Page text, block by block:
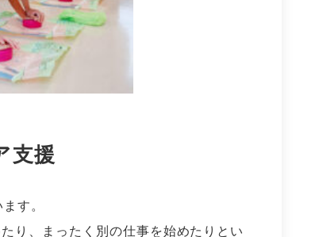
支援
す。
り、まったく別の仕事を始めたりとい